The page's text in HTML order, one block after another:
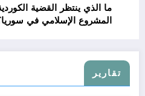
ما الذي ينتظر القضية
المشروع الإسلامي في
تقارير